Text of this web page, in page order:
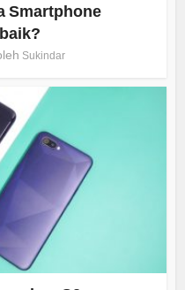
Smartphone
Sukindar